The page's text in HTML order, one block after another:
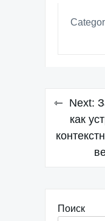
записям
Next:
как
Поиск